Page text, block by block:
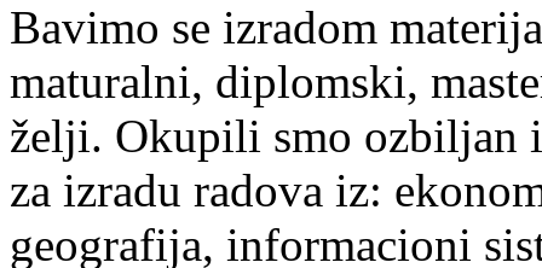
Bavimo se izradom
maturalni, diplomski,
želji. Okupili smo ozbiljan
za izradu radova iz:
geografija, informacioni